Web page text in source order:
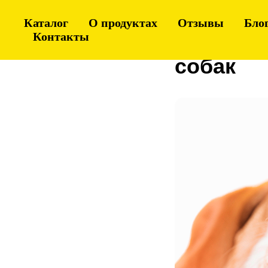
Каталог О продуктах Отзывы
Контакты
Что
собак